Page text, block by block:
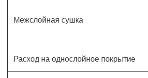
Межслойная сушка
Расход на однослойное покрытие